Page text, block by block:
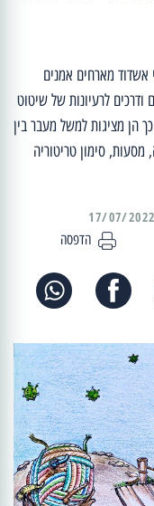
מארחים אמנים
לרעיונות של שיטוט
הן מציגות למשל מעבר בין
מסעות, סימון טריטוריה
הדפסה